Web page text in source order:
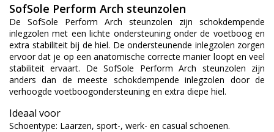
SofSole Perform Arch steunzolen
De SofSole Perform Arch steunzolen zijn schokdempende
inlegzolen met een lichte ondersteuning onder de voetboog en
extra stabiliteit bij de hiel. De ondersteunende inlegzolen zorgen
ervoor dat je op een anatomische correcte manier loopt en veel
stabiliteit ervaart. De SofSole Perform Arch steunzolen zijn
anders dan de meeste schokdempende inlegzolen door de
verhoogde voetboogondersteuning en extra diepe hiel.
Ideaal voor
Schoentype: Laarzen, sport-, werk- en casual schoenen.